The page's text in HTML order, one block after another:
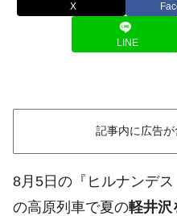
X
LINE
記事内に広告が
8月5日の『ヒルナンデス
の高原列車で夏の軽井沢